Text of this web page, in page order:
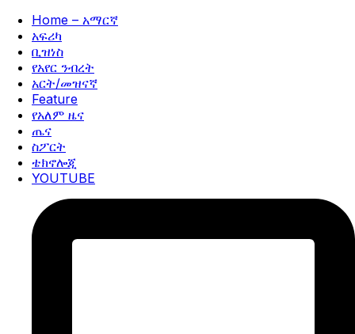
Home – አማርኛ
አፍሪካ
ቢዝነስ
የአየር ንብረት
አርት/መዝናኛ
Feature
የአለም ዜና
ጤና
ስፖርት
ቴክኖሎጂ
YOUTUBE